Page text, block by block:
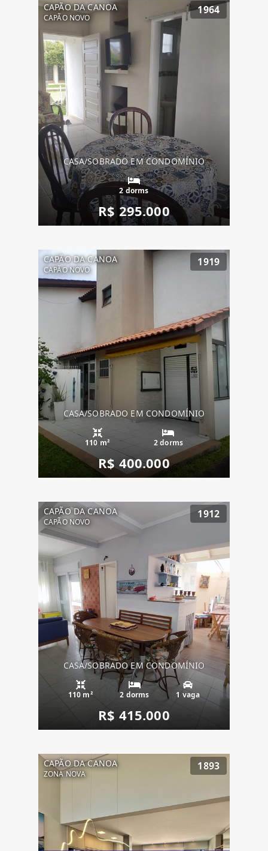
CAPÃO DA CANOA
CAPÃO NOVO
1964
CASA/SOBRADO EM CONDOMÍNIO
2 dorms
R$ 295.000
CAPÃO DA CANOA
CAPÃO NOVO
1919
CASA/SOBRADO EM CONDOMÍNIO
110 m² 2 dorms
R$ 400.000
CAPÃO DA CANOA
CAPÃO NOVO
1912
CASA/SOBRADO EM CONDOMÍNIO
110 m² 2 dorms 1 vaga
R$ 415.000
CAPÃO DA CANOA
ZONA NOVA
1893